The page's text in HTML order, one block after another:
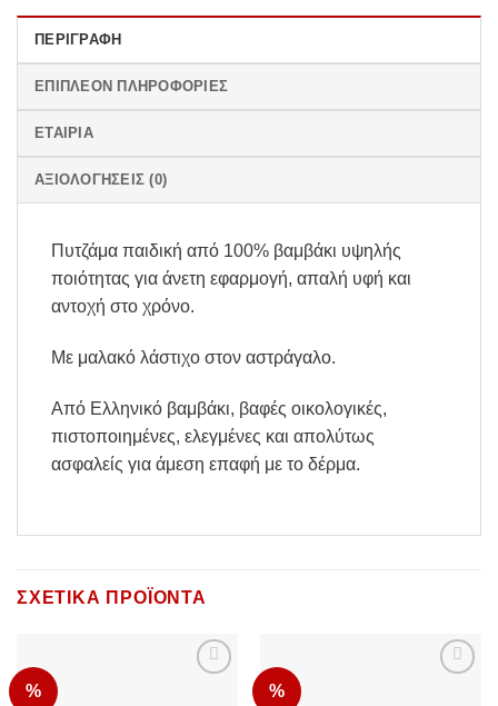
ΠΕΡΙΓΡΑΦΉ
ΕΠΙΠΛΈΟΝ ΠΛΗΡΟΦΟΡΊΕΣ
ΕΤΑΙΡΊΑ
ΑΞΙΟΛΟΓΉΣΕΙΣ (0)
Πυτζάμα παιδική από 100% βαμβάκι υψηλής
ποιότητας για άνετη εφαρμογή, απαλή υφή και
αντοχή στο χρόνο.
Με μαλακό λάστιχο στον αστράγαλο.
Από Ελληνικό βαμβάκι, βαφές οικολογικές,
πιστοποιημένες, ελεγμένες και απολύτως
ασφαλείς για άμεση επαφή με το δέρμα.
ΣΧΕΤΙΚΆ ΠΡΟΪΌΝΤΑ
% %